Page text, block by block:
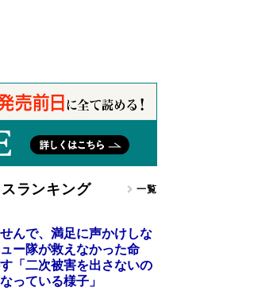
ランキング 一覧
せんで、満足に声かけしな
ー隊が救えなかった命
「二次被害を出さないの
っている様子」